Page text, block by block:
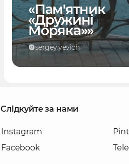
«Пам'ятник
«Дружині
Моряка»»
sergey.yevich
Слідкуйте за нами
Instagram
Facebook